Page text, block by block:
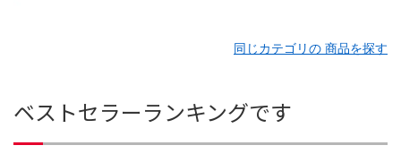
同じカテゴリの 商品を探す
ベストセラーランキングです